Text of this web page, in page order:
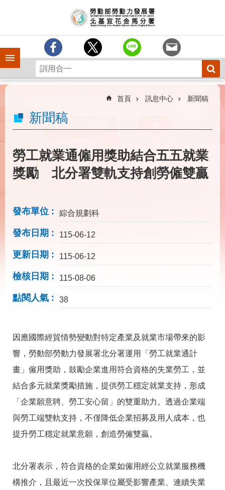
手機側欄
中
分
簡
業
務
為
民
下
載
專
他
覽
English
民
意
信
箱
見
問
答
語
詞
彙
私
府
首頁 訊息中心 新聞稿
新聞稿
勞工就業通僱用獎助結合五五就業
獎勵 北分署雙軌支持創勞僱雙贏
發布單位 綜合規劃科
發布日期 115-06-12
更新日期 115-06-12
檢核日期 115-08-06
點閱人氣 38
因應國際經貿情勢變動對特定產業及就業市場帶來的影
響，勞動部勞動力發展署北分署運用「勞工就業通計
畫」僱用獎助，鼓勵企業進用符合資格的失業勞工，並
結合多元就業獎勵措施，提供勞工穩定就業支持，形成
「企業願意聘、勞工安心留」的雙重助力。透過企業端
與勞工端雙軌支持，不僅降低企業招募及用人成本，也
提升勞工穩定就業意願，創造勞僱雙贏。
北分署表示，符合資格的企業如僱用經公立就業服務機
構推介，且最近一次投保單位屬受影響產業、連續失業